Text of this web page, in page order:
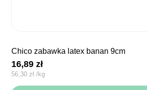
chico zabawka latex banan 9cm
16,89zł
56,30 zł /kg